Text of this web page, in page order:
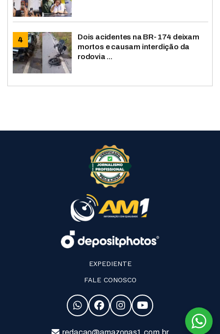
Dois acidentes na BR-174 deixam
mortos e causam interdição da
rodovia ...
EXPEDIENTE
FALE CONOSCO